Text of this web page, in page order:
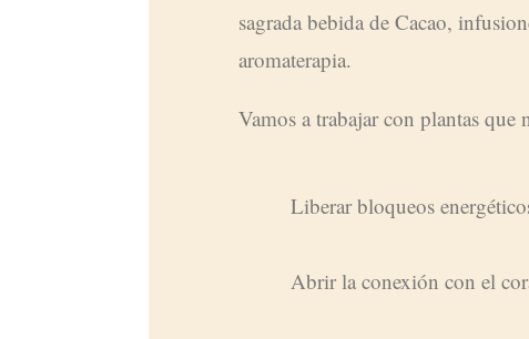
sagrada bebida de Cacao,
aromaterapia.
Vamos a trabajar con plantas que
Liberar bloqueos
Abrir la conexión con el